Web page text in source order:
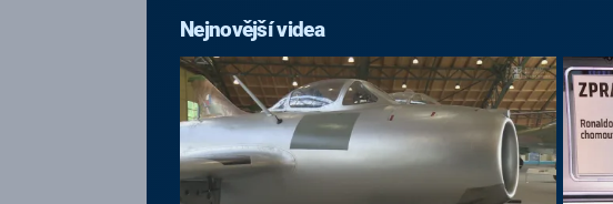
Nejnovější videa